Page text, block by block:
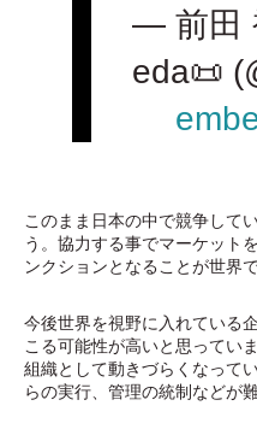
— 前田
eda📜
このまま日本の中で競争して
う。協力する事でマーケット
ンクションとなることが世界
今後世界を視野に入れている
こる可能性が高いと思ってい
組織として動きづらくなって
らの実行、管理の統制などが